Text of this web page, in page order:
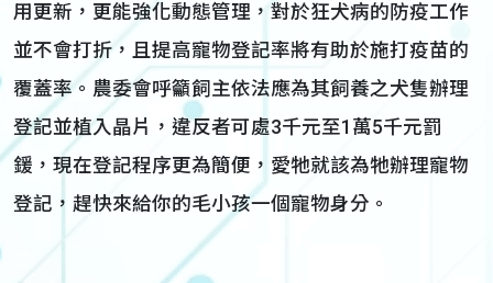
用更新，更能強化動態管理，對於狂犬病的防疫工作
並不會打折，且提高寵物登記率將有助於施打疫苗的
覆蓋率。農委會呼籲飼主依法應為其飼養之犬隻辦理
登記並植入晶片，違反者可處3千元至1萬5千元罰
鍰，現在登記程序更為簡便，愛牠就該為牠辦理寵物
登記，趕快來給你的毛小孩一個寵物身分。